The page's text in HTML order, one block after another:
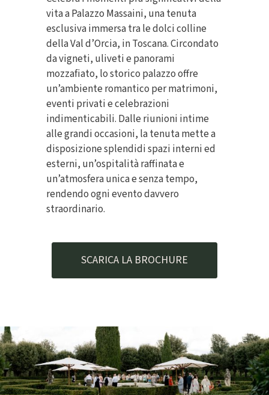
vita a Palazzo Massaini, una tenuta
esclusiva immersa tra le dolci colline
della Val d’Orcia, in Toscana. Circondato
da vigneti, uliveti e panorami
mozzafiato, lo storico palazzo offre
un’ambiente romantico per matrimoni,
eventi privati e celebrazioni
indimenticabili. Dalle riunioni intime
alle grandi occasioni, la tenuta mette a
disposizione splendidi spazi interni ed
esterni, un’ospitalità raffinata e
un’atmosfera unica e senza tempo,
rendendo ogni evento davvero
straordinario.
SCARICA LA BROCHURE